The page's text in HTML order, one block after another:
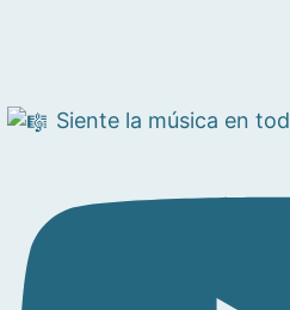
Siente la música en